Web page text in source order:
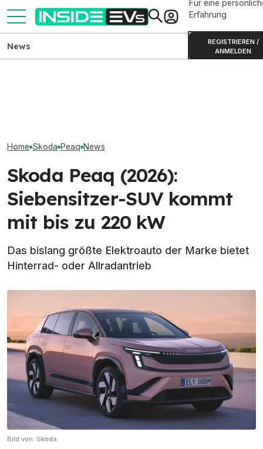
Für eine
Erfahrung
REGISTRIEREN /
ANMELDEN
News
Home Skoda Peaq News
Skoda Peaq (2026):
Siebensitzer-SUV kommt
mit bis zu 220 kW
Das bislang größte Elektroauto der Marke bietet
Hinterrad- oder Allradantrieb
Bild von: Skoda